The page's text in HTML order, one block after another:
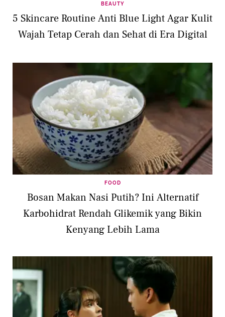
BEAUTY
5 Skincare Routine Anti Blue Light Agar Kulit
Wajah Tetap Cerah dan Sehat di Era Digital
FOOD
Bosan Makan Nasi Putih? Ini Alternatif
Karbohidrat Rendah Glikemik yang Bikin
Kenyang Lebih Lama